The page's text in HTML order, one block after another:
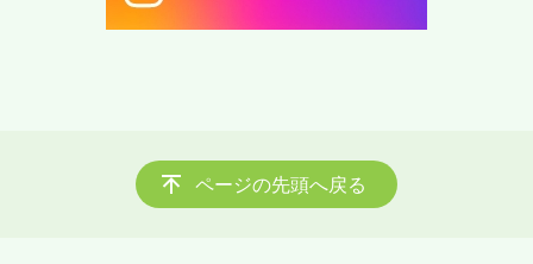
ページの先頭へ戻る